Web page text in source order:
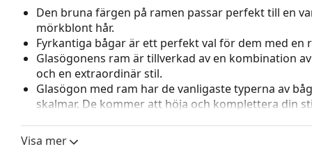
Den bruna färgen på ramen passar perfekt till en
mörkblont hår.
Fyrkantiga bågar är ett perfekt val för dem med
Glasögonens ram är tillverkad av en kombination
och en extraordinär stil.
Glasögon med ram har de vanligaste typerna av
skalmar. De kommer att höja och komplettera din
styrka.
Visa mer